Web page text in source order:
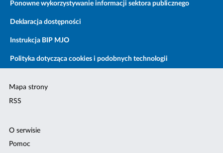
Ponowne wykorzystywanie informacji sektora publicznego
Deklaracja dostępności
Instrukcja BIP MJO
Polityka dotycząca cookies i podobnych technologii
Mapa strony
RSS
O serwisie
Pomoc